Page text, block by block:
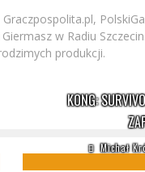
w Radiu
produkcji.
KONG:
Michał